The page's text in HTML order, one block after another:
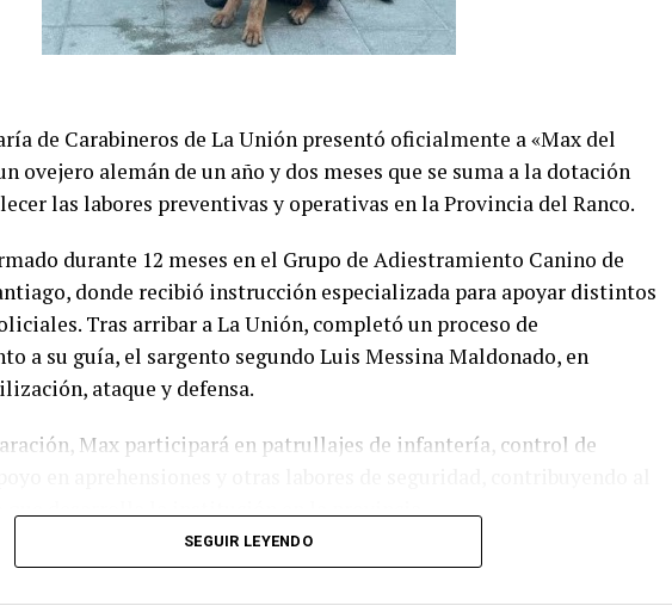
de Carabineros de La Unión presentó oficialmente a «Max del
ovejero alemán de un año y dos meses que se suma a la dotación
las labores preventivas y operativas en la Provincia del Ranco.
durante 12 meses en el Grupo de Adiestramiento Canino de
donde recibió instrucción especializada para apoyar distintos
Tras arribar a La Unión, completó un proceso de
a su guía, el sargento segundo Luis Messina Maldonado, en
ataque y defensa.
Max participará en patrullajes de infantería, control de
que desarrolla la institución en la provincia.
Tercera Comisaría de La Unión, mayor César Henríquez, valoró la
integrante institucional y destacó que, además de cumplir
SEGUIR LEYENDO